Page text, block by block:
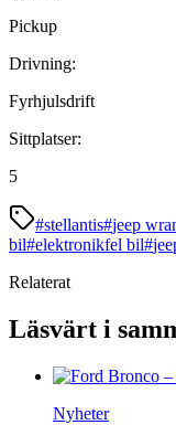
Pickup
Drivning:
Fyrhjulsdrift
Sittplatser:
5
#stellantis#jeep
bil#elektronikfel bil#
Relaterat
Läsvärt i
Nyheter